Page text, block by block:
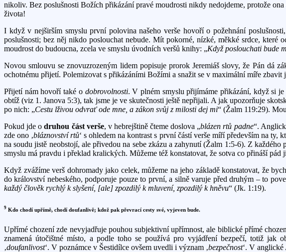
nikoliv. Bez poslušnosti Božích přikázání pravé moudrosti nikdy nedojdeme, protože
života!
I když v nejširším smyslu první polovina našeho verše hovoří o požehnání
poslušnosti; bez něj nikdo poslouchat nebude. Mít pokorné, nízké, měkké srdce,
moudrost do budoucna, zcela ve smyslu úvodních veršů knihy: „Když poslouchati bude
Novou smlouvu se znovuzrozeným lidem popisuje prorok Jeremiáš slovy, že Pán dá
ochotnému přijetí. Polemizovat s přikázáními Božími a snažit se v maximální míře zbavit
Přijetí nám hovoří také o dobrovolnosti. V plném smyslu přijímáme přikázání, když si
obtíž (viz 1. Janova 5:3), tak jsme je ve skutečnosti ještě nepřijali. A jak upozorňuje
po nich: „Cestu lživou odvrať ode mne, a zákon svůj z milosti dej mi“ (Žalm 119:29).
Pokud jde odruhou část verše, v hebrejštině čteme doslova „blázen rtů padne“.
zde ono ‚bláznovství rtů‘ s ohledem na kontrast s první částí verše míří především na
na soudu jistě neobstojí, ale přivedou na sebe zkázu a zahynutí (Žalm 1:5-6). Z každého
smyslu má pravdu i překlad kralických. Můžeme též konstatovat, že sotva co přináší
Když zvážíme verš dohromady jako celek, můžeme na jeho základě konstatovat, že
do království nebeského, podporuje pouze to první, a silně varuje před druhým – to
každý člověk rychlý k slyšení, [ale] zpozdilý k mluvení, zpozdilý k hněvu“ (Jk. 1:19).
9 Kdo chodí upřímě, chodí doufanlivě; kdož pak převrací cesty své, vyjeven bude.
Upřímé chození zde nevyjadřuje pouhou subjektivní upřímnost, ale biblické přímé
znamená útočištné místo, a podle toho se používá pro vyjádření bezpečí, totiž
‚doufanlivost‘. V poznámce v Šestidílce ovšem uvedli i význam ‚bezpečnost‘. V anglické